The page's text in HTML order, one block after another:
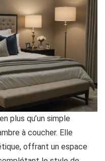
plus qu’un simple
à coucher. Elle
offrant un espace